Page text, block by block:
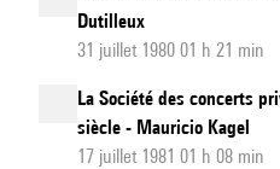
Dutilleux
31 juillet 1980 01 h 21 min
La Société des concerts
siècle - Mauricio Kagel
17 juillet 1981 01 h 08 min